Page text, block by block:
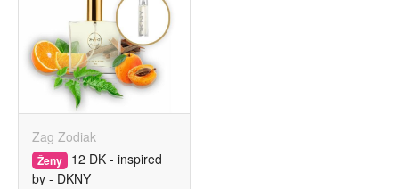
Zag Zodiak
Ženy
12 DK - inspired
by - DKNY